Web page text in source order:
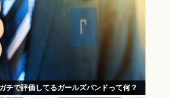
チで評価してるガールズバンドって何？